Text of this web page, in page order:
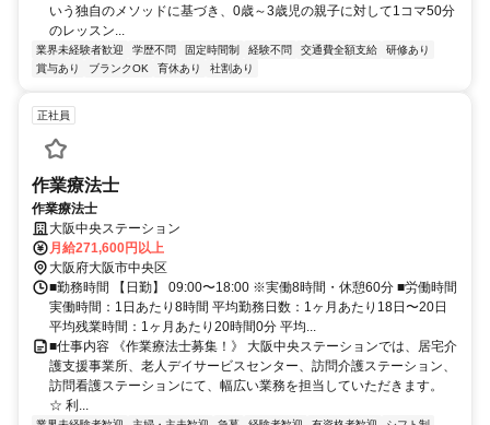
いう独自のメソッドに基づき、0歳～3歳児の親子に対して1コマ50分
のレッスン...
業界未経験者歓迎 学歴不問 固定時間制 経験不問 交通費全額支給
研修あり
賞与あり
ブランクOK 育休あり 社割あり
正社員
作業療法士
作業療法士
大阪中央ステーション
月給271,600円以上
大阪府大阪市中央区
■勤務時間 【日勤】 09:00〜18:00 ※実働8時間・休憩60分 ■労働時間
実働時間：1日あたり8時間 平均勤務日数：1ヶ月あたり18日〜20日
平均残業時間：1ヶ月あたり20時間0分 平均...
■仕事内容 《作業療法士募集！》 大阪中央ステーションでは、居宅介
護支援事業所、老人デイサービスセンター、訪問介護ステーション、
訪問看護ステーションにて、幅広い業務を担当していただきます。
☆ 利...